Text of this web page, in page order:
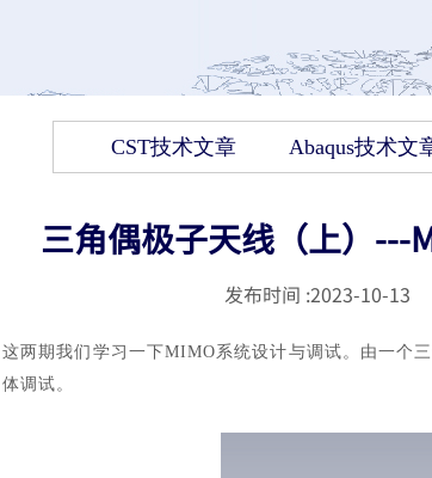
CST技术文章 Abaqus技术文
三角偶极子天线（上）---
发布时间 :2023-10-13
这两期我们学习一下MIMO系统设计与调试。由一个
体调试。